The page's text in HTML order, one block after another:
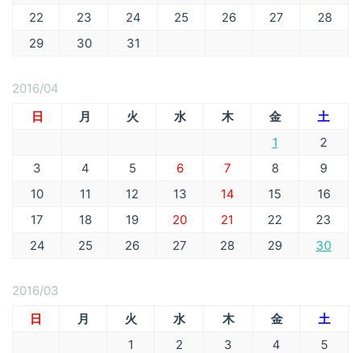
22
23 24 25 26 27
28
29
30 31
2016/04
日
月 火 水 木 金
土
1
2
3
4 5 6 7 8
9
10
11 12 13 14 15
16
17
18 19 20 21 22
23
24
25 26 27 28 29 30
2016/03
日
月 火 水 木 金
土
1
2 3 4
5